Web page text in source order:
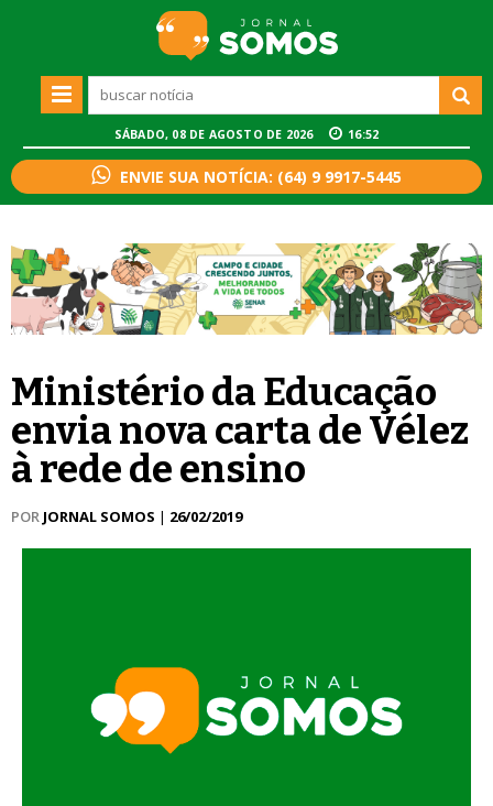
SÁBADO, 08 DE AGOSTO DE 2026 16:52
ENVIE SUA NOTÍCIA: (64) 9 9917-5445
Ministério da Educação
envia nova carta de Vélez
à rede de ensino
POR JORNAL SOMOS | 26/02/2019